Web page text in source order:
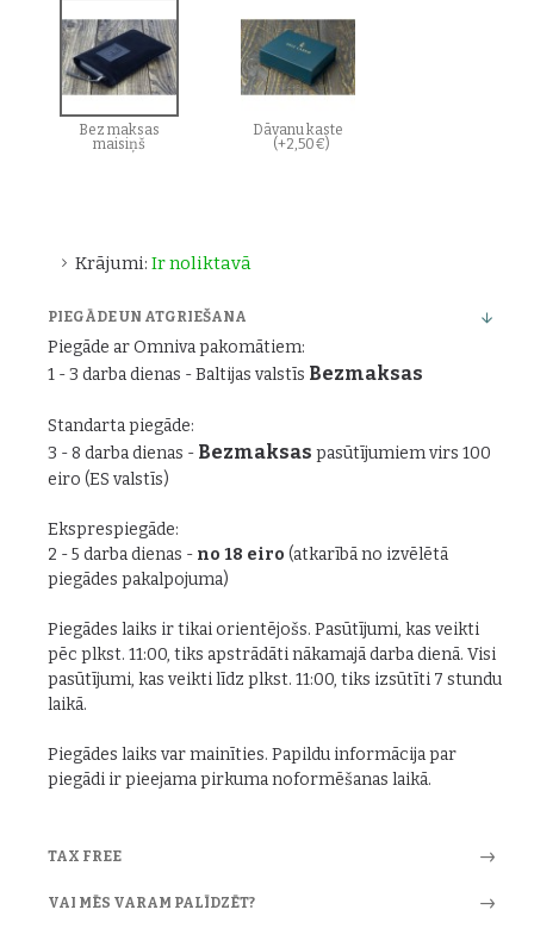
Krājumi: Ir noliktavā
Bez maksas
maisiņš
Dāvanu kaste
(+2,50€)
PIEGĀDE UN ATGRIEŠANA
Piegāde ar Omniva pakomātiem:
1 - 3 darba dienas - Baltijas valstīs Bezmaksas
Standarta piegāde:
3 - 8 darba dienas - Bezmaksas pasūtījumiem virs 100
eiro (ES valstīs)
Eksprespiegāde:
2 - 5 darba dienas - no 18 eiro (atkarībā no izvēlētā
piegādes pakalpojuma)
Piegādes laiks ir tikai orientējošs. Pasūtījumi, kas veikti
pēc plkst. 11:00, tiks apstrādāti nākamajā darba dienā. Visi
pasūtījumi, kas veikti līdz plkst. 11:00, tiks izsūtīti 7 stundu
laikā.
Piegādes laiks var mainīties. Papildu informācija par
piegādi ir pieejama pirkuma noformēšanas laikā.
TAX FREE
VAI MĒS VARAM PALĪDZĒT?